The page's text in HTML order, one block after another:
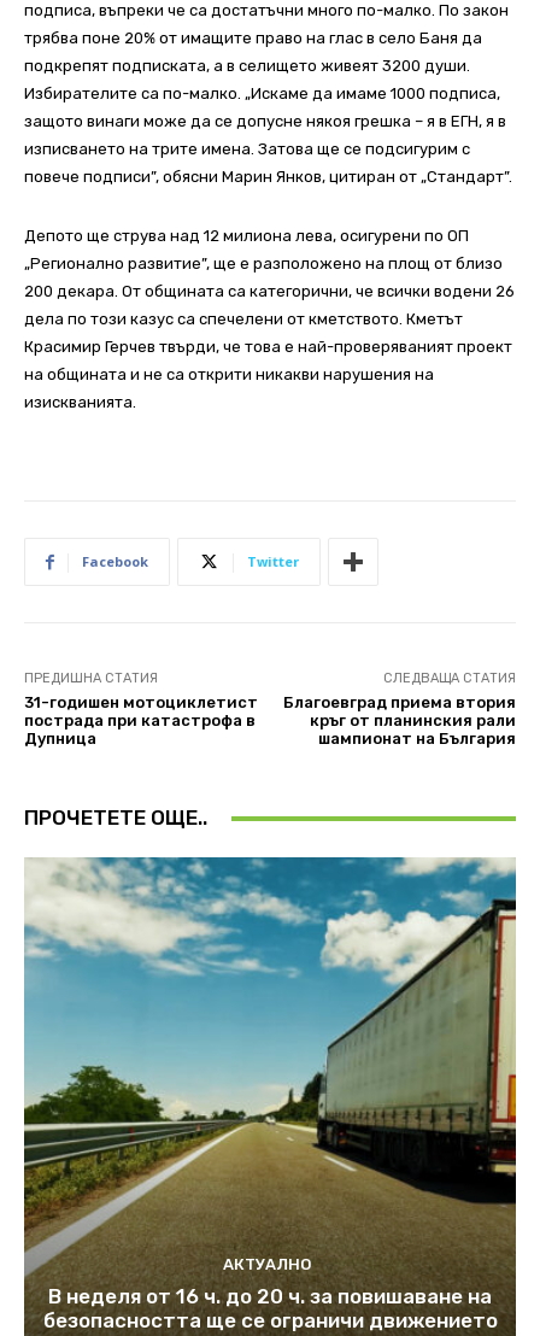
подписа, въпреки че са достатъчни много по-малко. По закон
трябва поне 20% от имащите право на глас в село Баня да
подкрепят подписката, а в селището живеят 3200 души.
Избирателите са по-малко. „Искаме да имаме 1000 подписа,
защото винаги може да се допусне някоя грешка – я в ЕГН, я в
изписването на трите имена. Затова ще се подсигурим с
повече подписи”, обясни Марин Янков, цитиран от „Стандарт”.
Депото ще струва над 12 милиона лева, осигурени по ОП
„Регионално развитие”, ще е разположено на площ от близо
200 декара. От общината са категорични, че всички водени 26
дела по този казус са спечелени от кметството. Кметът
Красимир Герчев твърди, че това е най-проверяваният проект
на общината и не са открити никакви нарушения на
изискванията.
Facebook Twitter
ПРЕДИШНА СТАТИЯ
31-годишен мотоциклетист
пострада при катастрофа в
Дупница
СЛЕДВАЩА СТАТИЯ
Благоевград приема втория
кръг от планинския рали
шампионат на България
ПРОЧЕТЕТЕ ОЩЕ..
АКТУАЛНО
В неделя от 16 ч. до 20 ч. за повишаване на
безопасността ще се ограничи движението